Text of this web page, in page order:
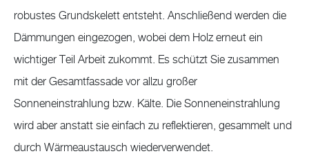
robustes Grundskelett entsteht. Anschließend werden die
Dämmungen eingezogen, wobei dem Holz erneut ein
wichtiger Teil Arbeit zukommt. Es schützt Sie zusammen
mit der Gesamtfassade vor allzu großer
Sonneneinstrahlung bzw. Kälte. Die Sonneneinstrahlung
wird aber anstatt sie einfach zu reflektieren, gesammelt und
durch Wärmeaustausch wiederverwendet.